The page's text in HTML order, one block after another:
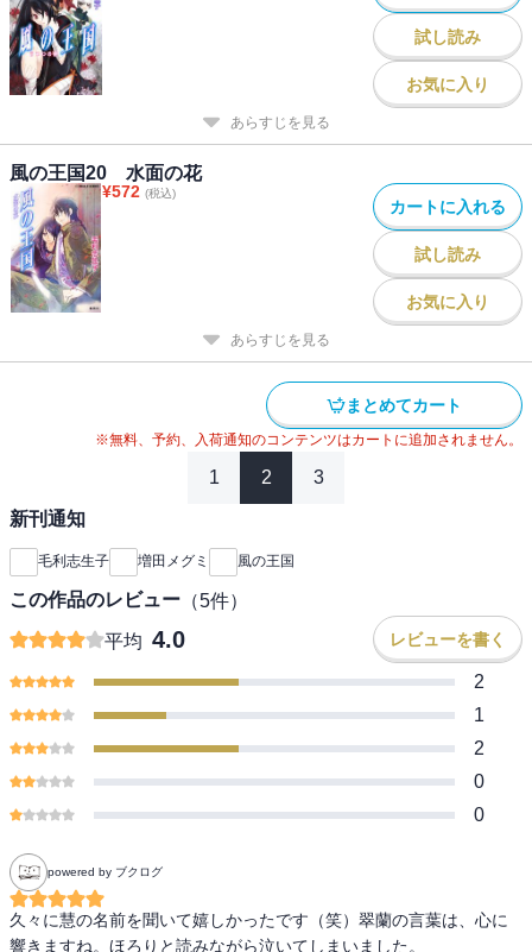
試し読み
お気に入り
あらすじを見る
風の王国20 水面の花
¥572 (税込)
カートに入れる
試し読み
お気に入り
あらすじを見る
まとめてカート
※無料、予約、入荷通知のコンテンツはカートに追加されません。
1 2 3
新刊通知
毛利志生子 増田メグミ 風の王国
この作品のレビュー （5件）
平均 4.0 レビューを書く
2
1
2
0
0
powered by ブクログ
久々に慧の名前を聞いて嬉しかったです（笑）翠蘭の言葉は、心に
響きますね。ほろりと読みながら泣いてしまいました。